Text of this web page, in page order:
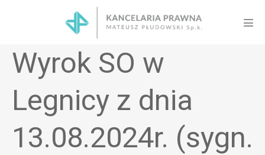
Wyrok SO w
Legnicy z dnia
13.08.2024r. (sygn.